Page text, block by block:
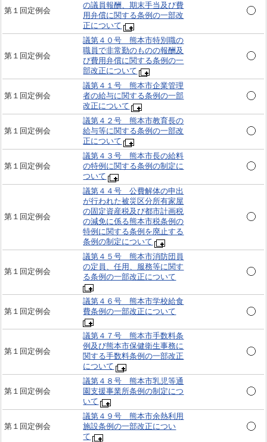
第１回定例会
の議員報酬、期末手当及び費
用弁償に関する条例の一部改
正について
第１回定例会
議第４０号 熊本市特別職の
職員で非常勤のものの報酬及
び費用弁償に関する条例の一
部改正について
第１回定例会
議第４１号 熊本市企業管理
者の給与に関する条例の一部
改正について
第１回定例会
議第４２号 熊本市教育長の
給与等に関する条例の一部改
正について
第１回定例会
議第４３号 熊本市長の給料
の特例に関する条例の制定に
ついて
第１回定例会
議第４４号 公費解体の申出
が行われた被災区分所有家屋
の固定資産税及び都市計画税
の減免に係る熊本市税条例の
特例に関する条例を廃止する
条例の制定について
第１回定例会
議第４５号 熊本市消防団員
の定員、任用、服務等に関す
る条例の一部改正について
第１回定例会
議第４６号 熊本市学校給食
費条例の一部改正について
第１回定例会
議第４７号 熊本市手数料条
例及び熊本市保健衛生事務に
関する手数料条例の一部改正
について
第１回定例会
議第４８号 熊本市乳児等通
園支援事業所条例の制定につ
いて
第１回定例会
議第４９号 熊本市余熱利用
施設条例の一部改正につい
て